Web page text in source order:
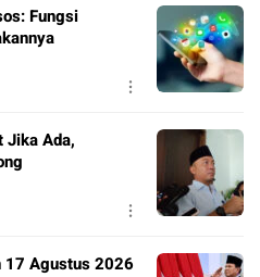
Fungsi
Jika Ada,
17 Agustus 2026